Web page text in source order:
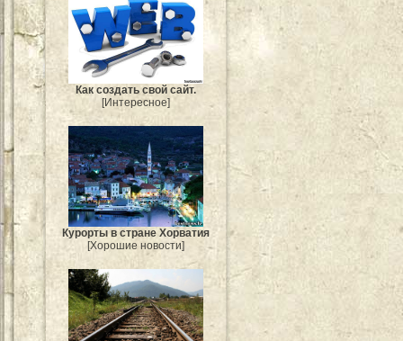
Как создать свой сайт.
[Интересное]
Курорты в стране Хорватия
[Хорошие новости]